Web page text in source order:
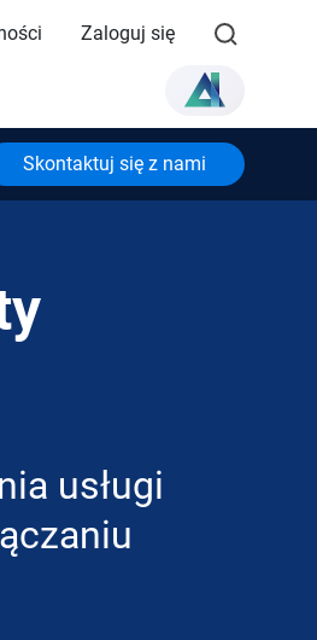
Zaloguj się
Skontaktuj się z nami
usługi